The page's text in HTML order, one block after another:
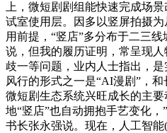
上，微短剧剧组能快速完成场
试室使用层。因多以竖屏拍摄为
用前提，“竖店”多分布于二三
说，但我的履历证明，常呈现
歧一等问题，业内人士指出，
风行的形式之一是“AI漫剧”，
微短剧生态系统兴旺成长的主
地“竖店”也自动拥抱手艺变化
书长张永强说。现在，人工智